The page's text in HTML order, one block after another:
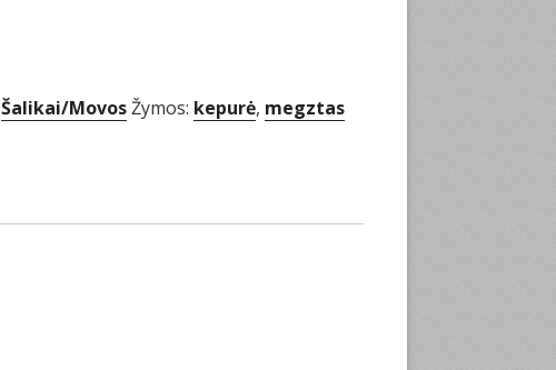
Šalikai/Movos Žymos: kepurė, megztas